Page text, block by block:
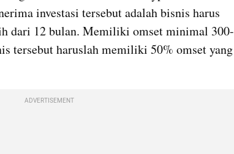
investasi tersebut adalah bisnis harus
dari 12 bulan. Memiliki omset minimal 300-
tersebut haruslah memiliki 50% omset yang
ADVERTISEMENT